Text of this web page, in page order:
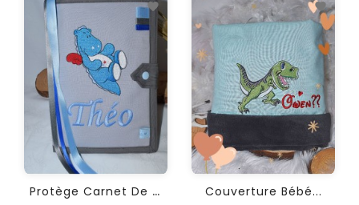
P
Rotège Carnet De Santé... Couverture Bébé...